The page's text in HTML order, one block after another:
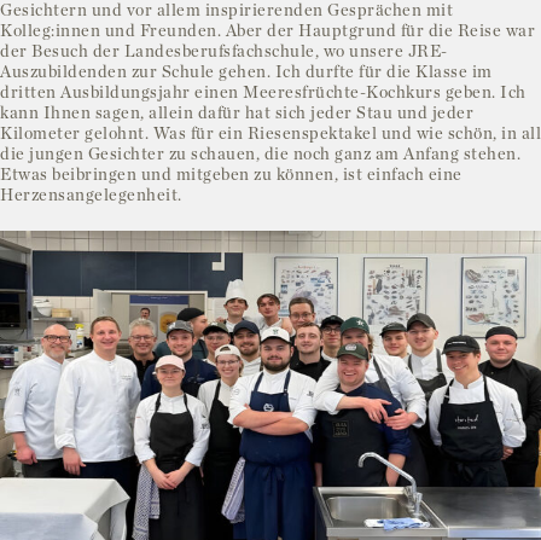
Gesichtern und vor allem inspirierenden Gesprächen mit
Kolleg:innen und Freunden. Aber der Hauptgrund für die Reise war
der Besuch der Landesberufsfachschule, wo unsere JRE-
Auszubildenden zur Schule gehen. Ich durfte für die Klasse im
dritten Ausbildungsjahr einen Meeresfrüchte-Kochkurs geben. Ich
kann Ihnen sagen, allein dafür hat sich jeder Stau und jeder
Kilometer gelohnt. Was für ein Riesenspektakel und wie schön, in all
die jungen Gesichter zu schauen, die noch ganz am Anfang stehen.
Etwas beibringen und mitgeben zu können, ist einfach eine
Herzensangelegenheit.